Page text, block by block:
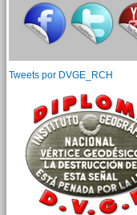
Tweets por DVGE_RCH